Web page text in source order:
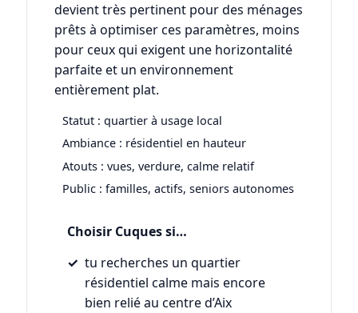
devient très pertinent pour des ménages
prêts à optimiser ces paramètres, moins
pour ceux qui exigent une horizontalité
parfaite et un environnement
entièrement plat.
Statut : quartier à usage local
Ambiance : résidentiel en hauteur
Atouts : vues, verdure, calme relatif
Public : familles, actifs, seniors autonomes
Choisir Cuques si…
tu recherches un quartier
résidentiel calme mais encore
bien relié au centre d’Aix